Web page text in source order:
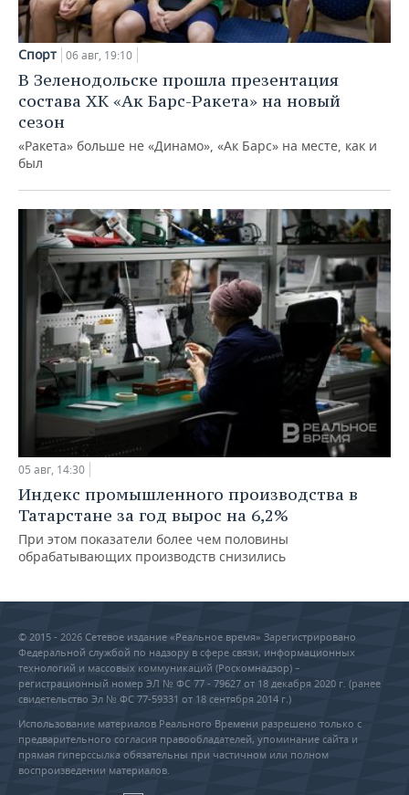
Спорт 06 авг, 19:10
В Зеленодольске прошла презентация
состава ХК «Ак Барс-Ракета» на новый
сезон
«Ракета» больше не «Динамо», «Ак Барс» на месте, как и
был
05 авг, 14:30
Индекс промышленного производства в
Татарстане за год вырос на 6,2%
При этом показатели более чем половины
обрабатывающих производств снизились
© 2015 - 2026 Сетевое издание «Реальное время» Зарегистрировано
Федеральной службой по надзору в сфере связи, информационных
технологий и массовых коммуникаций (Роскомнадзор) –
регистрационный номер ЭЛ № ФС 77 - 79627 от 18 декабря 2020 г. (ранее
свидетельство Эл № ФС 77-59331 от 18 сентября 2014 г.)
Использование материалов Реального Времени разрешено только с
предварительного согласия правообладателей, упоминание сайта и
прямая гиперссылка обязательны при частичном или полном
воспроизведении материалов.